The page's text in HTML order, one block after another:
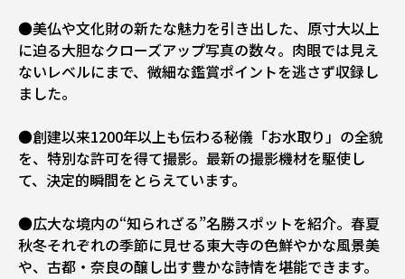
●美仏や文化財の新たな魅力を引き出した、原寸大以上
に迫る大胆なクローズアップ写真の数々。肉眼では見え
ないレベルにまで、微細な鑑賞ポイントを逃さず収録し
ました。
●創建以来1200年以上も伝わる秘儀「お水取り」の全貌
を、特別な許可を得て撮影。最新の撮影機材を駆使し
て、決定的瞬間をとらえています。
●広大な境内の“知られざる”名勝スポットを紹介。春夏
秋冬それぞれの季節に見せる東大寺の色鮮やかな風景美
や、古都・奈良の醸し出す豊かな詩情を堪能できます。